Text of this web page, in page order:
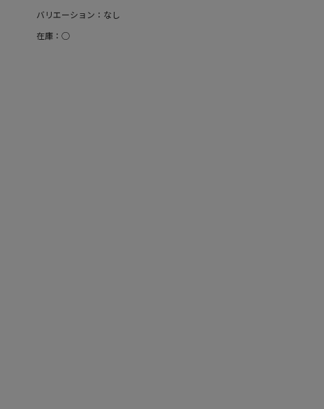
バリエーション：なし
在庫：○